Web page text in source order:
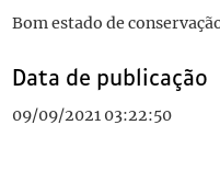
Bom estado de
Data de publicação
09/09/2021 03:22:50